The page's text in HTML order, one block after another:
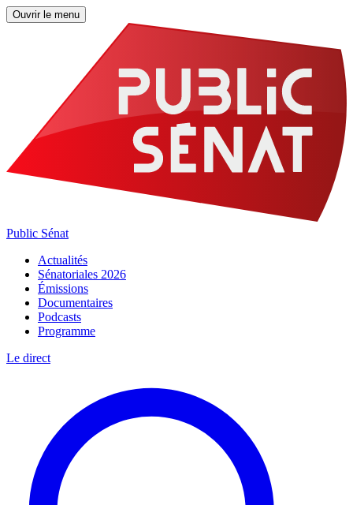
Ouvrir le menu
Public Sénat
Actualités
Sénatoriales 2026
Émissions
Documentaires
Podcasts
Programme
Le direct